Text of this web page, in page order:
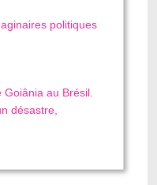
politiques
au Brésil.
désastre,